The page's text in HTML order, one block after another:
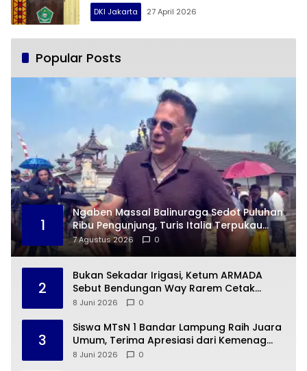
DKI Jakarta 27 April 2026
Popular Posts
1
Ngaben Massal Balinuraga Sedot Puluhan
Ribu Pengunjung, Turis Italia Terpukau
dengan Budaya Indonesia
7 Agustus 2026 0
2
Bukan Sekadar Irigasi, Ketum ARMADA
Sebut Bendungan Way Rarem Cetak
Sejarah Peradaban Lampung
8 Juni 2026 0
3
Siswa MTsN 1 Bandar Lampung Raih Juara
Umum, Terima Apresiasi dari Kemenag
Kota Bandar Lampung
8 Juni 2026 0